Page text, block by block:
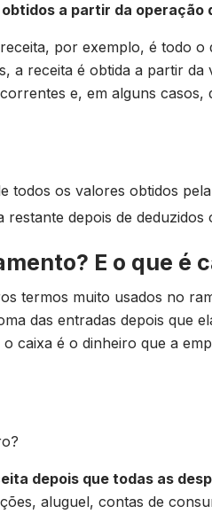
a partir da operação
por exemplo, é todo o
a receita é obtida a partir da
e, em alguns
todos os valores obtidos
restante depois de
E o que é
termos muito usados no
das entradas depois que
caixa é o dinheiro que a
depois que todas as
aluguel, contas de